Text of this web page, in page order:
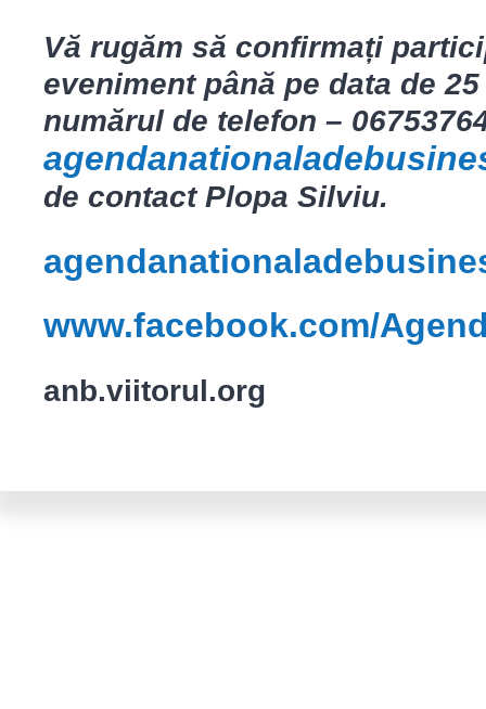
Vă rugăm să confirmați
eveniment până pe data de
numărul de telefon –
de contact Plopa Silviu.
www.facebook.com/
anb.viitorul.org